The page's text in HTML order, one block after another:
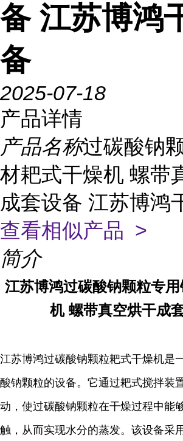
备 江苏博鸿
备
2025-07-18
产品详情
产品名称过碳酸钠
材耙式干燥机 螺带
成套设备 江苏博鸿
查看相似产品 >
简介
江苏博鸿过碳酸钠颗粒专用
机 螺带真空烘干成
江苏博鸿过碳酸钠颗粒耙式干燥机是
酸钠颗粒的设备。它通过耙式搅拌装
动，使过碳酸钠颗粒在干燥过程中能
触，从而实现水分的蒸发。该设备采